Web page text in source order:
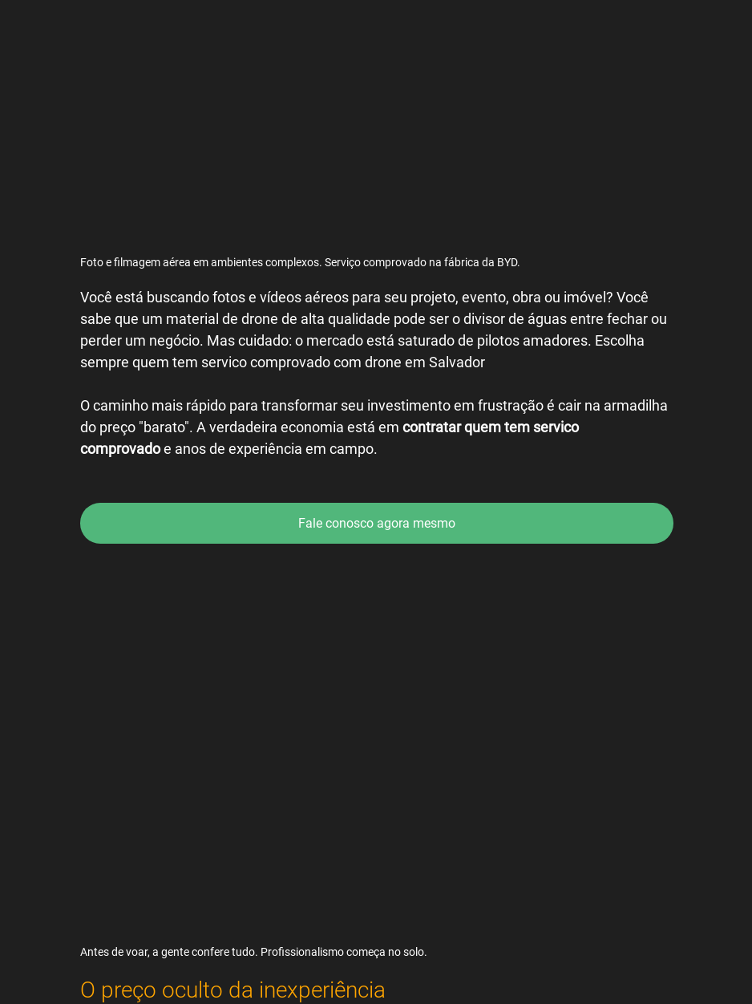
Foto e filmagem aérea em ambientes complexos. Serviço comprovado na fábrica da BYD.
Você está buscando fotos e vídeos aéreos para seu projeto, evento, obra ou imóvel? Você
sabe que um material de drone de alta qualidade pode ser o divisor de águas entre fechar ou
perder um negócio. Mas cuidado: o mercado está saturado de pilotos amadores. Escolha
sempre quem tem servico comprovado com drone em Salvador
O caminho mais rápido para transformar seu investimento em frustração é cair na armadilha
do preço "barato". A verdadeira economia está em contratar quem tem servico
comprovado e anos de experiência em campo.
Fale conosco agora mesmo
Antes de voar, a gente confere tudo. Profissionalismo começa no solo.
O preço oculto da inexperiência